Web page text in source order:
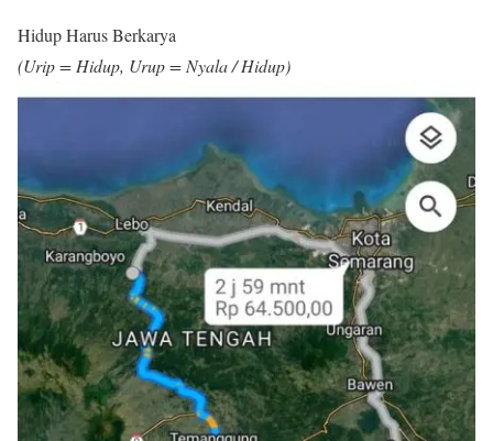
Hidup Harus Berkarya
(Urip = Hidup, Urup = Nyala / Hidup)